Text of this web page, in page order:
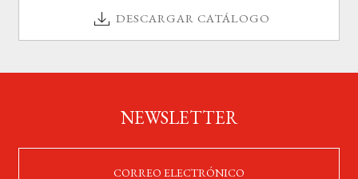
DESCARGAR CATÁLOGO
NEWSLETTER